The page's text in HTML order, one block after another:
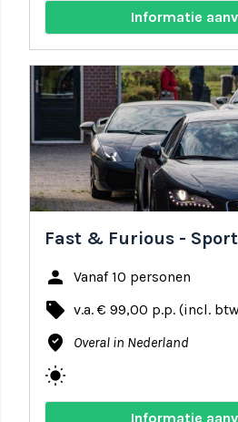
Informatie
Fast & Furious -
person Vanaf 10 personen
local_offer v.a. € 99,00 p.p. (incl.
where_to_vote Overal in Nederland
wb_sunny
Informatie